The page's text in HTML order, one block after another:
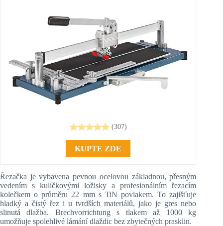
(307)
KUPTE ZDE
Řezačka je vybavena pevnou ocelovou základnou, přesným
vedením s kuličkovými ložisky a profesionálním řezacím
kolečkem o průměru 22 mm s TiN povlakem. To zajišťuje
hladký a čistý řez i u tvrdších materiálů, jako je gres nebo
slinutá dlažba. Brechvorrichtung s tlakem až 1000 kg
umožňuje spolehlivé lámání dlaždic bez zbytečných prasklin.